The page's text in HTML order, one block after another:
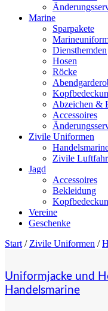
Marine
Sparpakete
Diensthemden
Hosen
Röcke
Abzeichen &
Accessoires
Zivile Uniformen
Zivile
Jagd
Accessoires
Bekleidung
Vereine
Geschenke
Start / Zivile Uniformen /
Uniformjacke und
Handelsmarine